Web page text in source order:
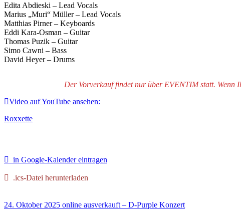
Edita Abdieski – Lead Vocals
Marius „Muri“ Müller – Lead Vocals
Matthias Pirner – Keyboards
Eddi Kara-Osman – Guitar
Thomas Puzik – Guitar
Simo Cawni – Bass
David Heyer – Drums
Der Vorverkauf findet nur über EVENTIM statt. Wenn
Video auf YouTube ansehen:
Roxxette
in Google-Kalender eintragen
.ics-Datei herunterladen
24. Oktober 2025 online ausverkauft – D-Purple Konzert